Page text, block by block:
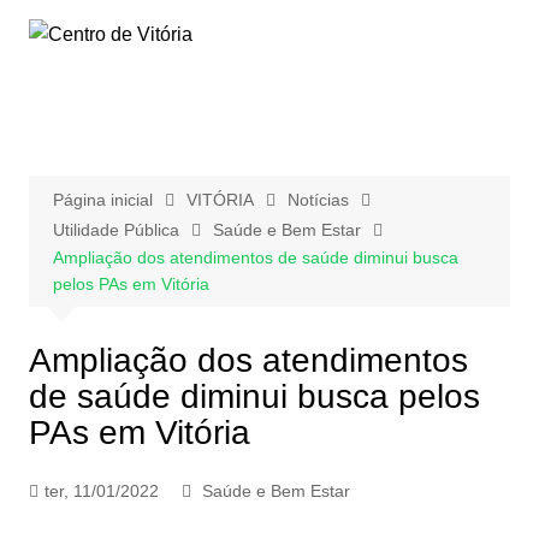
para
Página inicial VITÓRIA
Notícias
Utilidade Pública
Saúde e Bem Estar
Ampliação dos atendimentos de saúde diminui busca
pelos PAs em Vitória
Ampliação dos atendimentos
de saúde diminui busca pelos
PAs em Vitória
ter, 11/01/2022 Saúde e Bem Estar